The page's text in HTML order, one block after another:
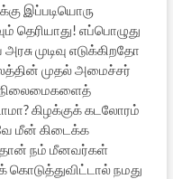
இப்படியொரு
தெரியாது! எப்பொழுது
முடிவு எடுக்கிறதோ
முதல் அமைச்சர்
நிலைமைகளைத்
கிழக்குக் கடலோரம்
மீன் கிடைக்க
நம் மீனவர்கள்
நமது